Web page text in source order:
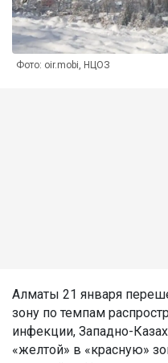
Фото: oir.mobi, НЦОЗ
Алматы 21 января
зону по темпам
инфекции, Западно-
«желтой» в «красную»